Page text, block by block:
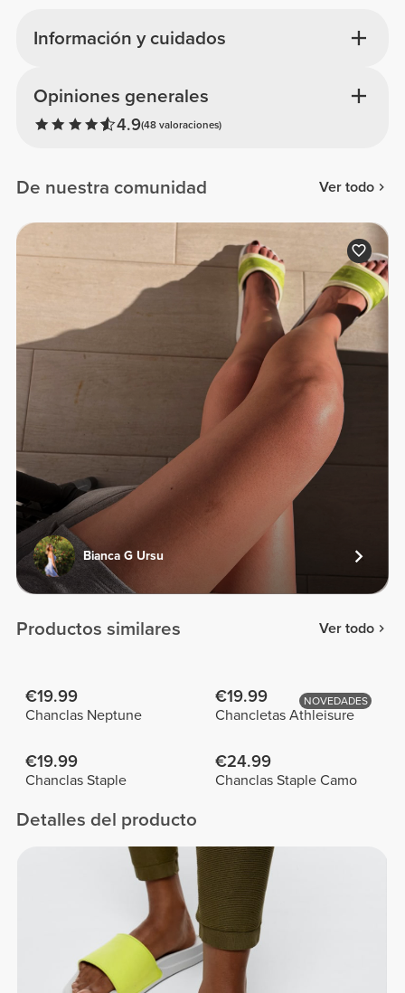
Información y cuidados
Opiniones generales
4.9(48 valoraciones)
De nuestra comunidad Ver todo
Bianca G Ursu
Productos similares Ver todo
€19.99
Chanclas Neptune
NOVEDADES
€19.99
Chancletas Athleisure
€19.99
Chanclas Staple
€24.99
Chanclas Staple Camo
Detalles del producto